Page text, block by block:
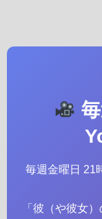
毎週金曜日 21
「彼（や彼女